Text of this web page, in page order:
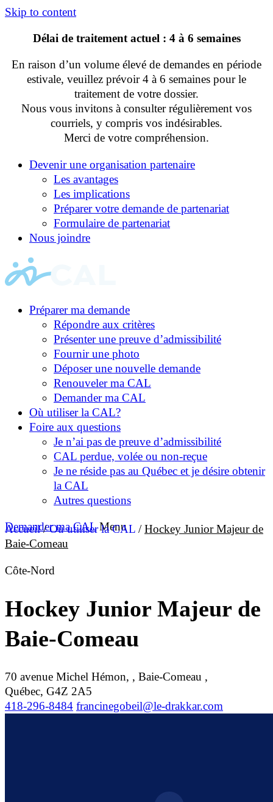
Skip to content
Délai de traitement actuel : 4 à 6 semaines
En raison d’un volume élevé de demandes en période
estivale, veuillez prévoir 4 à 6 semaines pour le
traitement de votre dossier.
Nous vous invitons à consulter régulièrement vos
courriels, y compris vos indésirables.
Merci de votre compréhension.
Devenir une organisation partenaire
Les avantages
Les implications
Préparer votre demande de partenariat
Formulaire de partenariat
Nous joindre
Préparer ma demande
Répondre aux critères
Présenter une preuve d’admissibilité
Fournir une photo
Déposer une nouvelle demande
Renouveler ma CAL
Demander ma CAL
Où utiliser la CAL?
Foire aux questions
Je n’ai pas de preuve d’admissibilité
CAL perdue, volée ou non-reçue
Je ne réside pas au Québec et je désire obtenir
la CAL
Autres questions
Demander ma CAL Menu
Accueil/Où utiliser la CAL /Hockey Junior Majeur de
Baie-Comeau
Côte-Nord
Hockey Junior Majeur de
Baie-Comeau
70 avenue Michel Hémon, , Baie-Comeau ,
Québec, G4Z 2A5
418-296-8484 francinegobeil@le-drakkar.com